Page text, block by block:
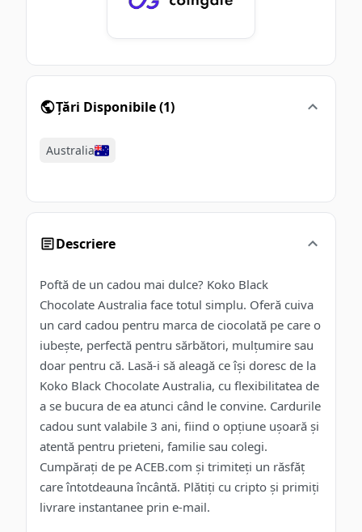
Țări Disponibile(1)
Australia
Descriere
Poftă de un cadou mai dulce? Koko Black
Chocolate Australia face totul simplu. Oferă cuiva
un card cadou pentru marca de ciocolată pe care o
iubește, perfectă pentru sărbători, mulțumire sau
doar pentru că. Lasă-i să aleagă ce își doresc de la
Koko Black Chocolate Australia, cu flexibilitatea de
a se bucura de ea atunci când le convine. Cardurile
cadou sunt valabile 3 ani, fiind o opțiune ușoară și
atentă pentru prieteni, familie sau colegi.
Cumpărați de pe ACEB.com și trimiteți un răsfăț
care întotdeauna încântă. Plătiți cu cripto și primiți
livrare instantanee prin e-mail.